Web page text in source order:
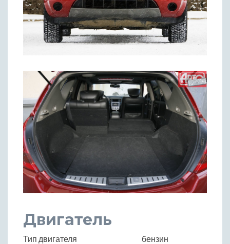
Двигатель
Тип двигателя
бензин